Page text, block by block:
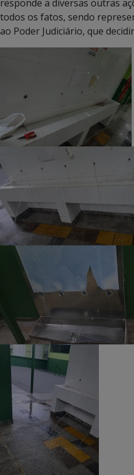
responde a diversas outras
todos os fatos, sendo
ao Poder Judiciário, que